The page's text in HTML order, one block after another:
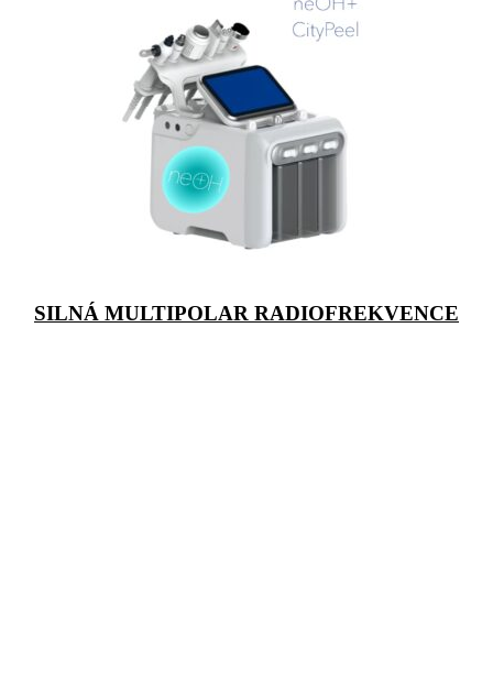
SILNÁ MULTIPOLAR RADIOFREKVENCE